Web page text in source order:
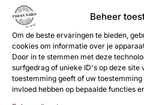
Beheer
Om de beste ervaringen te bieden,
cookies om informatie over je
Door in te stemmen met deze
surfgedrag of unieke ID's op deze site
toestemming geeft of uw
invloed hebben op bepaalde functies
Categorie:
producten